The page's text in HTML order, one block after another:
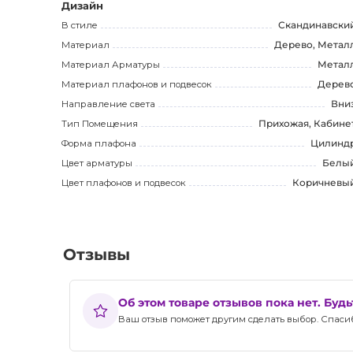
Сочетайте этот реечный светильник с торшером из
который добавит уют и стиль в ваше пространство.
делают его отличным выбором для любого
уникальный светильник и создать идеальную
Дизайн
В стиле
Материал
Дерево,
Материал Арматуры
Материал плафонов и подвесок
Направление света
Тип Помещения
Прихожая,
Форма плафона
Цвет арматуры
Цвет плафонов и подвесок
Отзывы
Об этом товаре отзывов пока нет.
Ваш отзыв поможет другим сделать выбор.